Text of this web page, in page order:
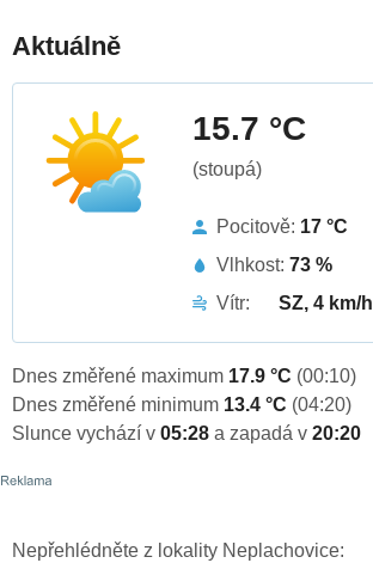
Aktuálně
15.7 °C
(stoupá)
Pocitově: 17 °C
Vlhkost: 73 %
Vítr:
SZ, 4 km/h
Dnes změřené maximum 17.9 °C (00:10)
Dnes změřené minimum 13.4 °C (04:20)
Slunce vychází v 05:28 a zapadá v 20:20
Nepřehlédněte z lokality Neplachovice: